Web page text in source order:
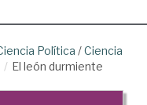
Política /Ciencia
El león durmiente